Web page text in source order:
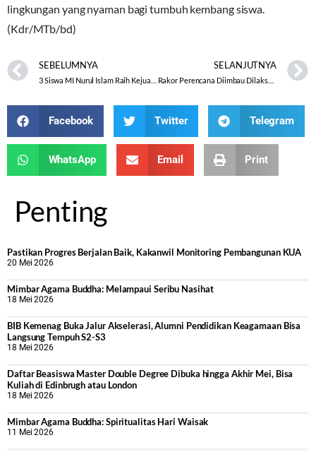
lingkungan yang nyaman bagi tumbuh kembang siswa.
(Kdr/MTb/bd)
SEBELUMNYA SELANJUTNYA
Rakor Perencana Diimbau Dilaksanakan Rutin Berkala
Facebook Twitter Telegram
WhatsApp Email Print
Penting
Pastikan Progres Berjalan Baik, Kakanwil Monitoring Pembangunan KUA
20 Mei 2026
Mimbar Agama Buddha: Melampaui Seribu Nasihat
18 Mei 2026
BIB Kemenag Buka Jalur Akselerasi, Alumni Pendidikan Keagamaan Bisa
Langsung Tempuh S2-S3
18 Mei 2026
Daftar Beasiswa Master Double Degree Dibuka hingga Akhir Mei, Bisa
Kuliah di Edinbrugh atau London
18 Mei 2026
Mimbar Agama Buddha: Spiritualitas Hari Waisak
11 Mei 2026